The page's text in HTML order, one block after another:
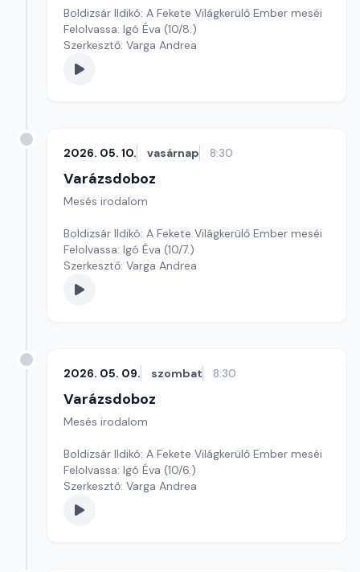
Boldizsár Ildikó: A Fekete Világkerülő Ember meséi
Felolvassa: Igó Éva (10/8.)
Szerkesztő: Varga Andrea
2026. 05. 10. vasárnap 8:30
Varázsdoboz
Mesés irodalom
Boldizsár Ildikó: A Fekete Világkerülő Ember meséi
Felolvassa: Igó Éva (10/7.)
Szerkesztő: Varga Andrea
2026. 05. 09. szombat 8:30
Varázsdoboz
Mesés irodalom
Boldizsár Ildikó: A Fekete Világkerülő Ember meséi
Felolvassa: Igó Éva (10/6.)
Szerkesztő: Varga Andrea